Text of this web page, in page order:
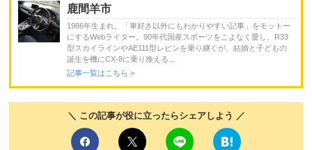
鹿間羊市
1986年生まれ。「車好き以外にもわかりやすい記事」をモットー
にするWebライター。90年代国産スポーツをこよなく愛し、R33
型スカイラインやAE111型レビンを乗り継ぐが、結婚と子どもの
誕生を機にCX-8に乗り換える...
記事一覧はこちら >
＼ この記事が役に立ったらシェアしよう ／